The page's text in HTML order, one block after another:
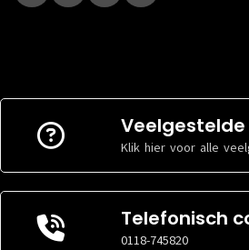
Klik hier voor alle
Telefonisch
0118-745820